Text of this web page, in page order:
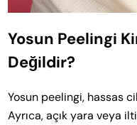
Yosun Peelingi
Değildir?
Yosun peelingi, hassas
Ayrıca, açık yara veya